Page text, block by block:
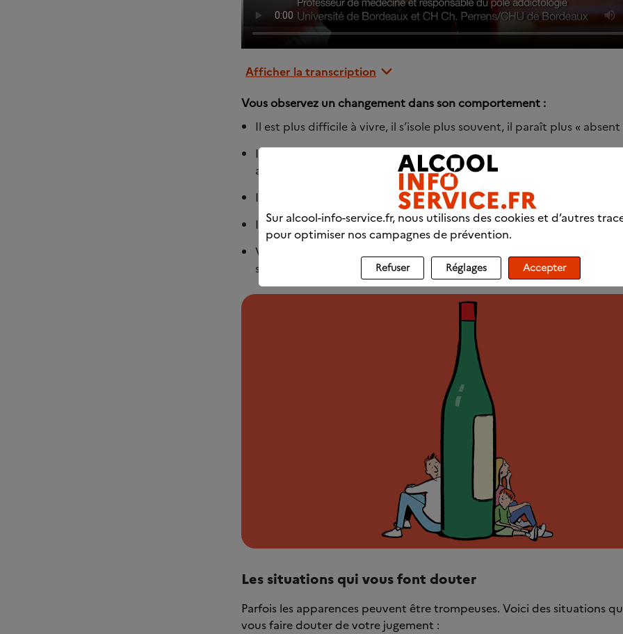
Afficher la transcription
Vous observez un changement dans son comportement :
Il est plus difficile à vivre, il s’isole plus souvent, il paraît plus « absent
Il a des changements brusques de comportement. Il peut devenir
agressif (voire violent) ou, à l’inverse, très joyeux sans raison.
Il devient nerveux quand l’alcool manque à la maison.
Il fait en sorte d’avoir toujours de l’alcool à portée de main.
Vous n’arrivez plus à partager des moments avec votre proche sans
soit présent.
Les situations qui vous font douter
Parfois les apparences peuvent être trompeuses. Voici des situations
vous faire douter de votre jugement :
Sur alcool-info-service.fr, nous utilisons des cookies et d’autres
pour optimiser nos campagnes de prévention.
Refuser Réglages Accepter